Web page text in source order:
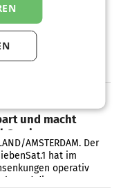
Umsatzplus im
schwachem
Post AG hat im
Konzernumsatz
gegenüber dem
und macht
AMSTERDAM. Der
hat im
operativ
und die